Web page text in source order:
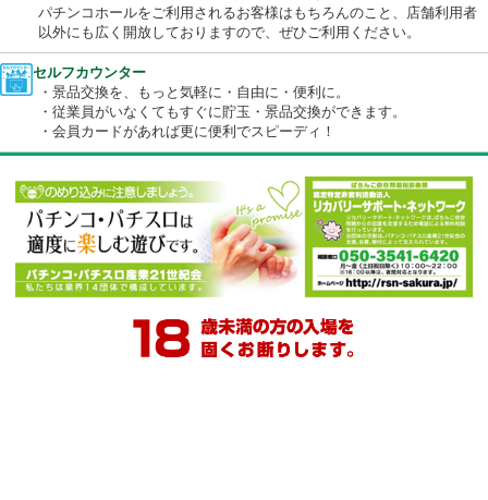
※店内の場所・環境によってはつながりにくい場合がございます
EV充電スタンド設置
環境に配慮したEVの普及を後押しすべく、全国のダイナム店舗
場へのEV充電インフラの導入を進めています。
パチンコホールをご利用されるお客様はもちろんのこと、店舗利
以外にも広く開放しておりますので、ぜひご利用ください。
セルフカウンター
・景品交換を、もっと気軽に・自由に・便利に。
・従業員がいなくてもすぐに貯玉・景品交換ができます。
・会員カードがあれば更に便利でスピーディ！